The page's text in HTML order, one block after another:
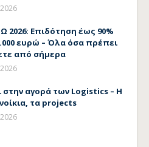
2026: Επιδότηση έως 90%
ευρώ – Όλα όσα πρέπει
από σήμερα
στην αγορά των Logistics – Η
τα projects